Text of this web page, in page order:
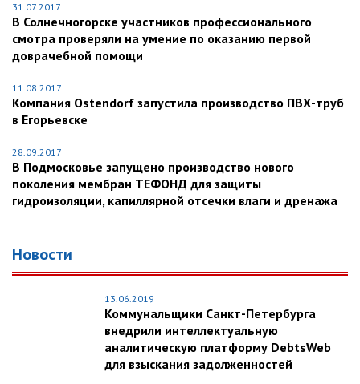
31.07.2017
В Солнечногорске участников профессионального
смотра проверяли на умение по оказанию первой
доврачебной помощи
11.08.2017
Компания Ostendorf запустила производство ПВХ-труб
в Егорьевске
28.09.2017
В Подмосковье запущено производство нового
поколения мембран ТЕФОНД для защиты
гидроизоляции, капиллярной отсечки влаги и дренажа
Новости
13.06.2019
Коммунальщики Санкт-Петербурга
внедрили интеллектуальную
аналитическую платформу DebtsWeb
для взыскания задолженностей